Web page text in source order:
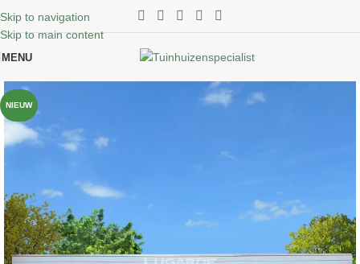
Skip to navigation
Skip to main content
MENU
NIEUW